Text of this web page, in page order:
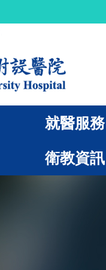
就醫服務
衛教資訊